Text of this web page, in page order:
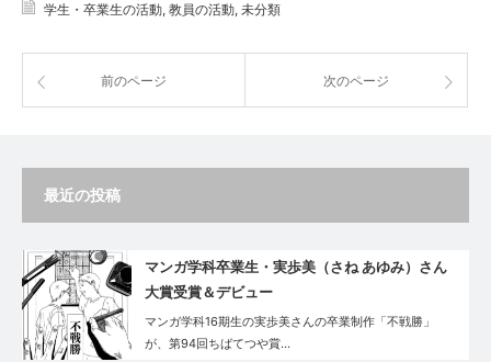
学生・卒業生の活動, 教員の活動, 未分類
前のページ 次のページ
最近の投稿
マンガ学科卒業生・実歩美（さね あゆみ）さん
大賞受賞＆デビュー
マンガ学科16期生の実歩美さんの卒業制作「不戦勝」
が、第94回ちばてつや賞…